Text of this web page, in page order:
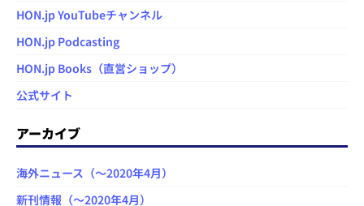
HON.jp YouTubeチャンネル
HON.jp Podcasting
HON.jp Books（直営ショップ）
公式サイト
アーカイブ
海外ニュース（～2020年4月）
新刊情報（～2020年4月）